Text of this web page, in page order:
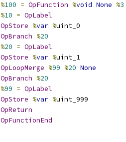
%100 = OpFunction %void None %3
%10 = OpLabel
OpStore %var %uint_0
OpBranch %20
%20 = OpLabel
OpStore %var %uint_1
OpLoopMerge %99 %20 None
OpBranch %20
%99 = OpLabel
OpStore %var %uint_999
OpReturn
OpFunctionEnd